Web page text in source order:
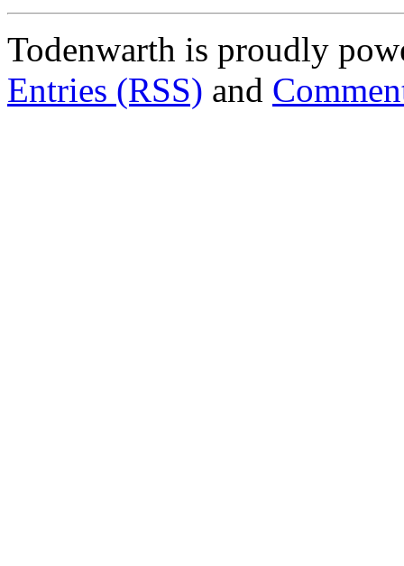
Todenwarth is proudly
Entries (RSS) and